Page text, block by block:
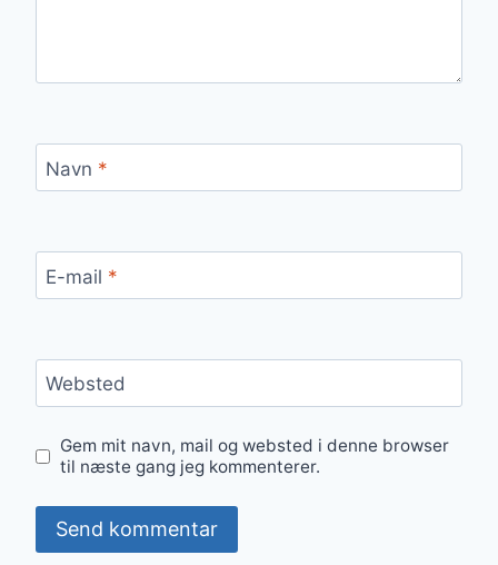
Navn *
E-mail *
Websted
Gem mit navn, mail og websted i denne browser
til næste gang jeg kommenterer.